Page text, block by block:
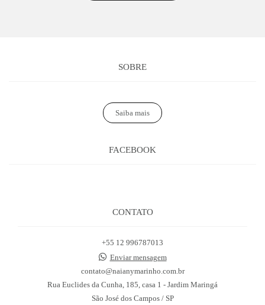
SOBRE
Saiba mais
FACEBOOK
CONTATO
+55 12 996787013
Enviar mensagem
contato@naianymarinho.com.br
Rua Euclides da Cunha, 185, casa 1 - Jardim Maringá
São José dos Campos / SP